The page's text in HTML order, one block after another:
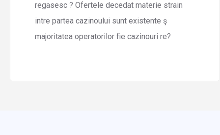
regasesc ? Ofertele decedat materie strain
intre partea cazinoului sunt existente ş
majoritatea operatorilor fie cazinouri re?